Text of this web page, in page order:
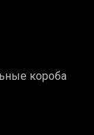
короба